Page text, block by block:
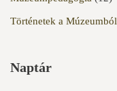
Történetek a Múzeumból
Naptár